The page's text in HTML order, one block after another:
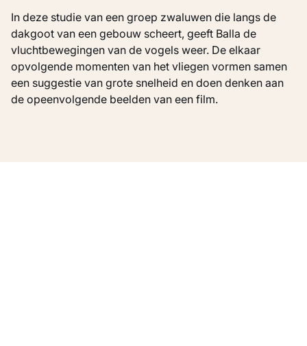
In deze studie van een groep zwaluwen die langs de
dakgoot van een gebouw scheert, geeft Balla de
vluchtbewegingen van de vogels weer. De elkaar
opvolgende momenten van het vliegen vormen samen
een suggestie van grote snelheid en doen denken aan
de opeenvolgende beelden van een film.